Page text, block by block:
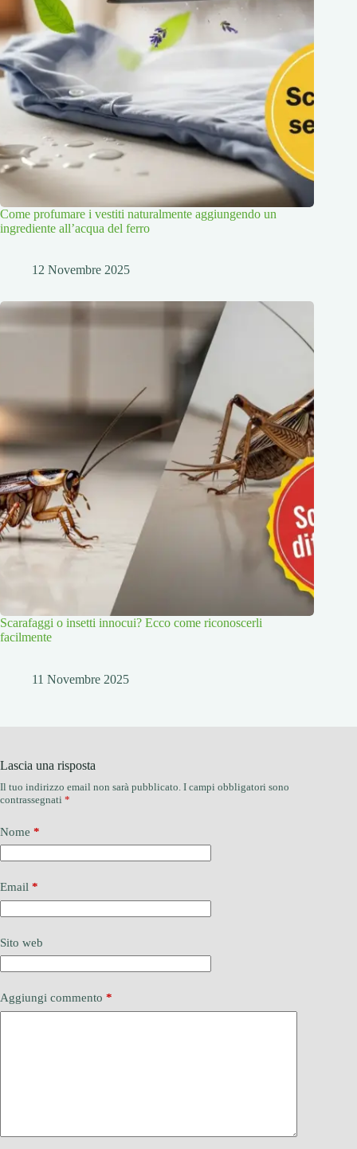
Come profumare i vestiti naturalmente aggiungendo un
ingrediente all’acqua del ferro
12 Novembre 2025
Scarafaggi o insetti innocui? Ecco come riconoscerli
facilmente
11 Novembre 2025
Lascia una risposta
Il tuo indirizzo email non sarà pubblicato. I campi obbligatori sono
contrassegnati *
Nome *
Email *
Sito web
Aggiungi commento *